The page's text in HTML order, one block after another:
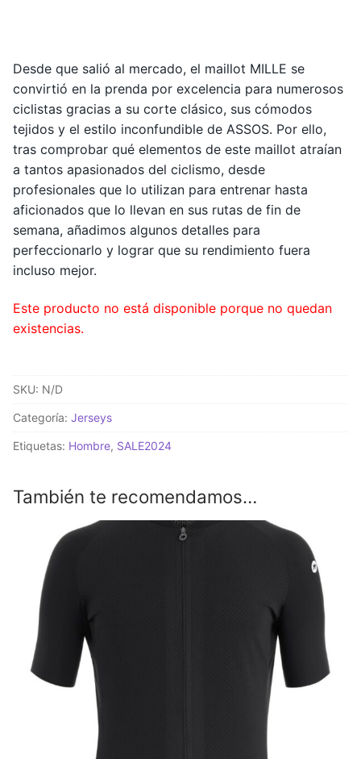
Desde que salió al mercado, el maillot MILLE se
convirtió en la prenda por excelencia para numerosos
ciclistas gracias a su corte clásico, sus cómodos
tejidos y el estilo inconfundible de ASSOS. Por ello,
tras comprobar qué elementos de este maillot atraían
a tantos apasionados del ciclismo, desde
profesionales que lo utilizan para entrenar hasta
aficionados que lo llevan en sus rutas de fin de
semana, añadimos algunos detalles para
perfeccionarlo y lograr que su rendimiento fuera
incluso mejor.
Este producto no está disponible porque no quedan
existencias.
SKU: N/D
Categoría: Jerseys
Etiquetas: Hombre, SALE2024
También te recomendamos…